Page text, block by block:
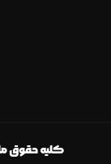
کلیه حقوق